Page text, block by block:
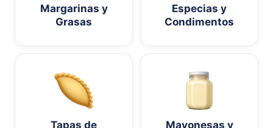
Margarinas y
Grasas
Especias y
Condimentos
Tapas de Mayonesas y